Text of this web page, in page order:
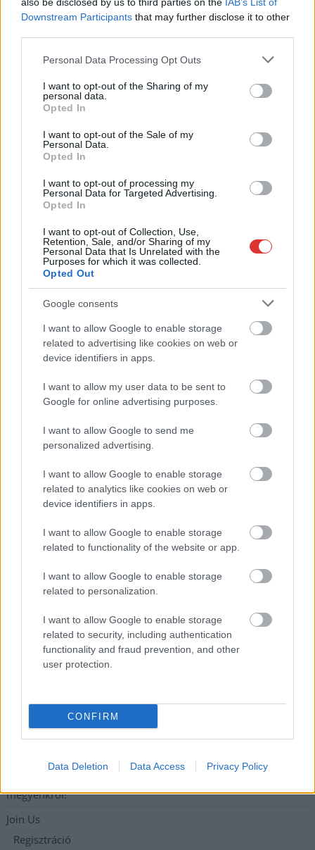
Downstream Participants that may further disclose it to other
Please note that this website/app uses one or more Google
not limited to your visit or usage behaviour. You may click to
grant or deny consent to Google and its third-party tags to
use your data for below specified purposes in below Google
consent section.
Personal Data Processing Opt Outs
I want to opt-out of the Sharing of my
personal data.
Opted In
I want to opt-out of the Sale of my
Personal Data.
Opted In
I want to opt-out of processing my
Personal Data for Targeted Advertising.
Opted In
I want to opt-out of Collection, Use,
Retention, Sale, and/or Sharing of my
Personal Data that Is Unrelated with the
Purposes for which it was collected.
Opted Out
Google consents
I want to allow Google to enable storage
related to advertising like cookies on web or
device identifiers in apps.
I want to allow my user data to be sent to
Google for online advertising purposes.
I want to allow Google to send me
personalized advertising.
I want to allow Google to enable storage
related to analytics like cookies on web or
device identifiers in apps.
I want to allow Google to enable storage
related to functionality of the website or app.
I want to allow Google to enable storage
related to personalization.
I want to allow Google to enable storage
related to security, including authentication
functionality and fraud prevention, and other
user protection.
CONFIRM
Data Deletion Data Access Privacy Policy
Hatalmas lángok csaptak fel Szolnokon
Vízitraffipax a Tisza-tavon: mostantól senki sem úszhatja meg
a száguldozást
Szolnokra is megérkezik a nyár eddigi legkeményebb napja
Már Szolnokon is korlátozások léptek életbe a tartós hatalmas
A NER kihúzta a talajt az Új Néplap alól is, immáron csak
hetilapként jelenik meg – végképp vége a nyomtatott
sajtónak?
Befejeződött a szolnoki Szentháromság-templom felújítása
Szimfonikus köntösben tért vissza a Queen világa a fővárosba
Ilyen, amikor „fél” a Tisza – a durva csapadékhiány nagyon
meglátszik
emelkedett a vízszint (VIDEÓVAL)
Tugyi Zétény ezüstérmet szerzett a bakui U17-es birkózó-
világbajnokságon
Átfogó országos ellenőrzés indult a hazai akkumulátoripari
A Tisza visszahúzódott, és évszázadok óta nem látott
Mentők és rendőrök lepték el az Ady Endre utat, egy
kerékpáros is érintett
Parázs vita a Fiumei úti beruházásról: mi lesz a fákkal?
Végre látszik az alagút vége, felfrissülést hozó hidegfront
közeledik, de előtte néhány napig még pokoli rekordhőség jön
Elérhetőség
Adatkezelési tájékoztató
Hirdetési árak
Hozzászólási és Moderálási Szabályzat
megyénkről!
Join Us
Regisztráció